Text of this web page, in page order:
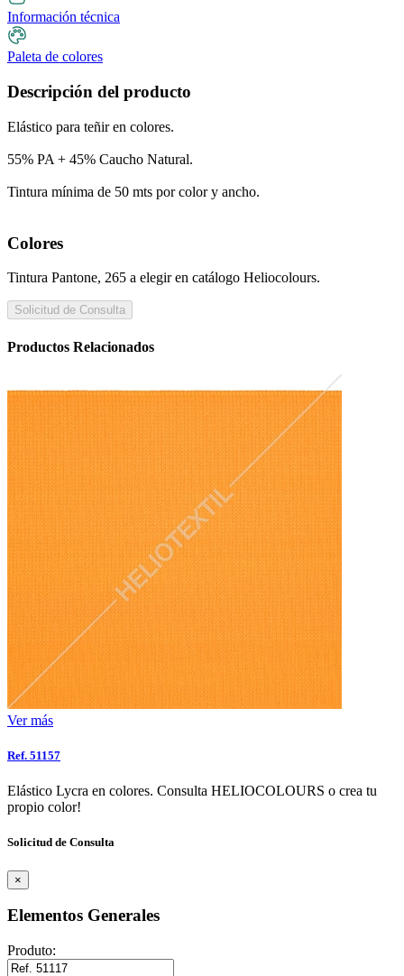
Información técnica
Paleta de colores
Descripción del producto
Elástico para teñir en colores.
55% PA + 45% Caucho Natural.
Tintura mínima de 50 mts por color y ancho.
Colores
Tintura Pantone, 265 a elegir en catálogo Heliocolours.
Solicitud de Consulta
Productos Relacionados
Ver más
Ref. 51157
Elástico Lycra en colores. Consulta HELIOCOLOURS o crea tu
propio color!
Solicitud de Consulta
×
Elementos Generales
Produto: